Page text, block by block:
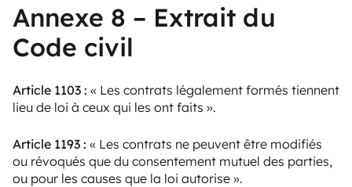
Annexe 8 – Extrait du
Code civil
Article 1103 : « Les contrats légalement formés tiennent
lieu de loi à ceux qui les ont faits ».
Article 1193 : « Les contrats ne peuvent être modifiés
ou révoqués que du consentement mutuel des parties,
ou pour les causes que la loi autorise ».